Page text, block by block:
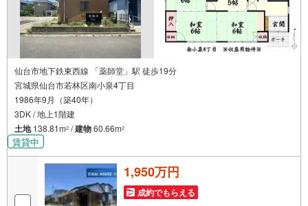
仙台市地下鉄東西線 「薬師堂」駅 徒歩19分
宮城県仙台市若林区南小泉4丁目
1986年9月（築40年）
3DK / 地上1階建
土地138.81m2 /建物60.66m2
賃貸中
1,950万円
成約でもらえる